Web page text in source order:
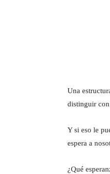
Una
distinguir
Y si eso le
espera a
¿Qué